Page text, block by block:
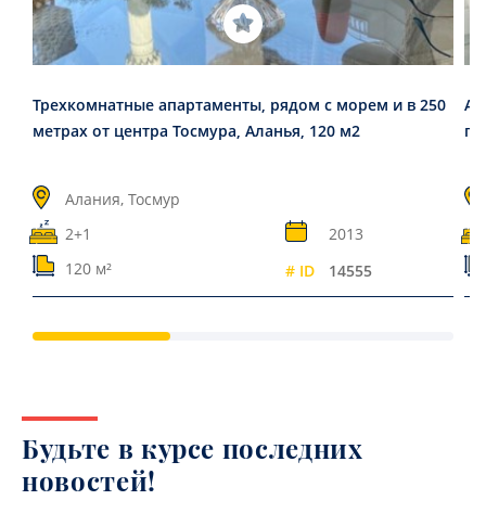
Трехкомнатные апартаменты, рядом с морем и в 250
метрах от центра Тосмура, Аланья, 120 м2
Алания, Тосмур
2+1
2013
120 м²
# ID 14555
Будьте в курсе последних
новостей!